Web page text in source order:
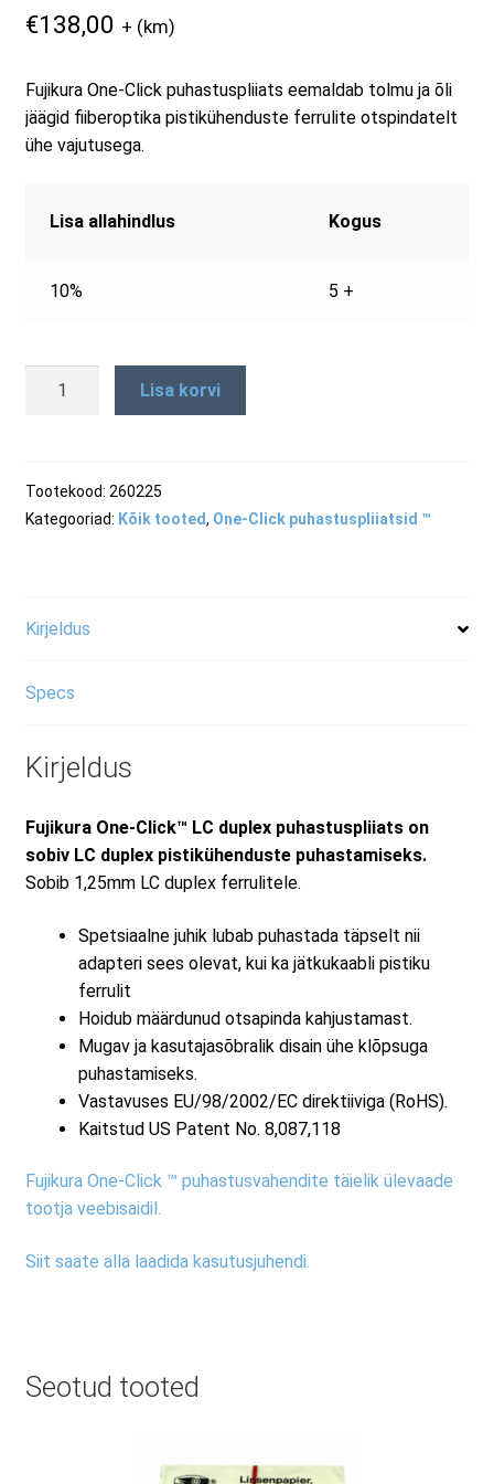
RMA taotluse vorm
Tooted
€138,00 + (km)
Fujikura One-Click puhastuspliiats eemaldab tolmu ja õli
jäägid fiiberoptika pistikühenduste ferrulite otspindatelt
ühe vajutusega.
Lisa allahindlus Kogus
10% 5 +
puhastuspliiats
kogus
Lisa korvi
Tootekood: 260225
Kategooriad: Kõik tooted, One-Click puhastuspliiatsid ™
Kirjeldus
Specs
Kirjeldus
Fujikura One-Click™ LC duplex puhastuspliiats on
sobiv LC duplex pistikühenduste puhastamiseks.
Sobib 1,25mm LC duplex ferrulitele.
Spetsiaalne juhik lubab puhastada täpselt nii
adapteri sees olevat, kui ka jätkukaabli pistiku
ferrulit
Hoidub määrdunud otsapinda kahjustamast.
Mugav ja kasutajasõbralik disain ühe klõpsuga
puhastamiseks.
Vastavuses EU/98/2002/EC direktiiviga (RoHS).
Kaitstud US Patent No. 8,087,118
Fujikura One-Click ™ puhastusvahendite täielik ülevaade
tootja veebisaidil.
Siit saate alla laadida kasutusjuhendi.
Seotud tooted